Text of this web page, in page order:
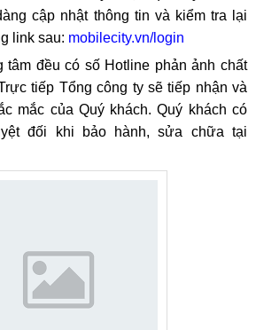
cập nhật thông tin và kiểm tra lại
link sau: mobilecity.vn/login
tâm đều có số Hotline phản ảnh chất
tiếp Tổng công ty sẽ tiếp nhận và
mắc của Quý khách. Quý khách có
đối khi bảo hành, sửa chữa tại